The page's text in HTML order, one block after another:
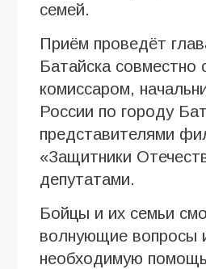
семей.
Приём проведёт
Батайска совместно
комиссаром,
России по городу
представителями
«Защитники
депутатами.
Бойцы и их семьи
волнующие вопросы
необходимую